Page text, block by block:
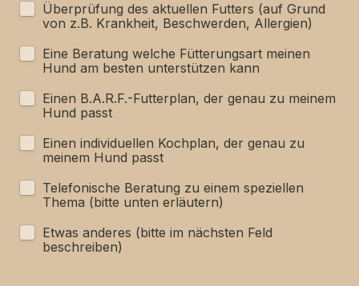
Überprüfung des aktuellen Futters (auf Grund
von z.B. Krankheit, Beschwerden, Allergien)
Eine Beratung welche Fütterungsart meinen
Hund am besten unterstützen kann
Einen B.A.R.F.-Futterplan, der genau zu meinem
Hund passt
Einen individuellen Kochplan, der genau zu
meinem Hund passt
Telefonische Beratung zu einem speziellen
Thema (bitte unten erläutern)
Etwas anderes (bitte im nächsten Feld
beschreiben)